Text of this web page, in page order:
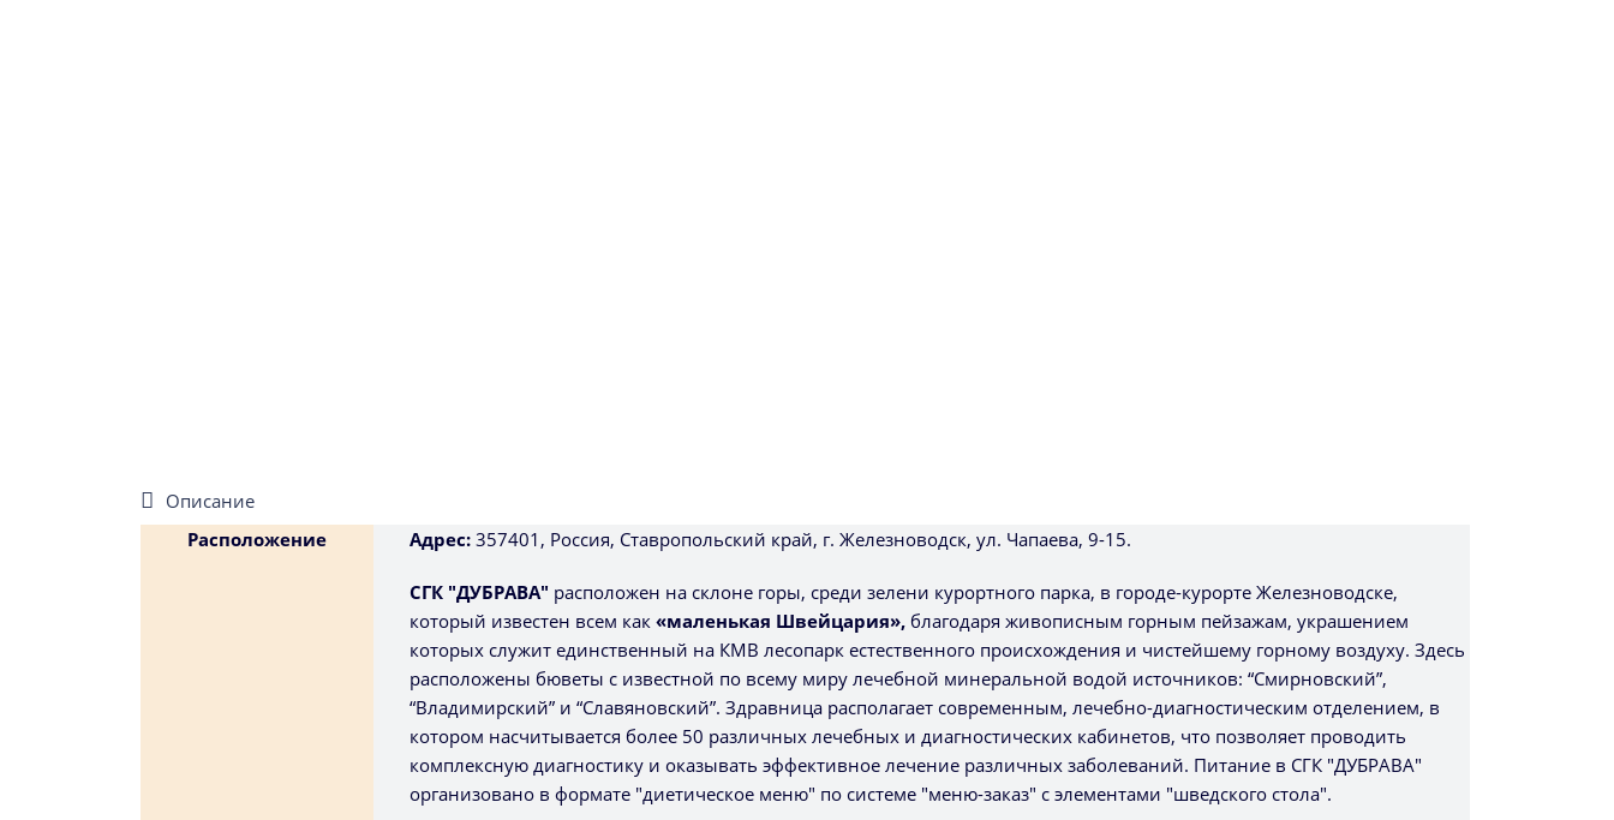
Описание
Расположение
Адрес: 357401, Россия, Ставропольский край, г. Железноводск, ул. Чапаева, 9-15.
СГК "ДУБРАВА" расположен на склоне горы, среди зелени курортного парка, в городе-курорте Железноводске,
который известен всем как «маленькая Швейцария», благодаря живописным горным пейзажам, украшением
которых служит единственный на КМВ лесопарк естественного происхождения и чистейшему горному воздуху. Здесь
расположены бюветы с известной по всему миру лечебной минеральной водой источников: “Смирновский”,
“Владимирский” и “Славяновский”. Здравница располагает современным, лечебно-диагностическим отделением, в
котором насчитывается более 50 различных лечебных и диагностических кабинетов, что позволяет проводить
комплексную диагностику и оказывать эффективное лечение различных заболеваний. Питание в СГК "ДУБРАВА"
организовано в формате "диетическое меню" по системе "меню-заказ" с элементами "шведского стола".